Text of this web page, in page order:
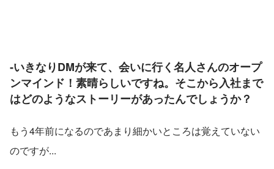
‐いきなりDMが来て、会いに行く名人さんのオープ
ンマインド！素晴らしいですね。そこから入社まで
はどのようなストーリーがあったんでしょうか？
もう4年前になるのであまり細かいところは覚えていない
のですが...